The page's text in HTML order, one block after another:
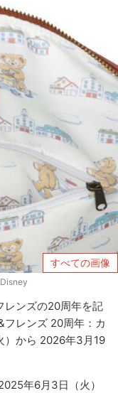
すべての画像
レンズの20周年を記
フレンズ 20周年：カ
）から 2026年3月19
年6月3日（火）